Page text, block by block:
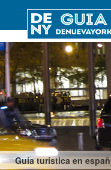
Guía turística en